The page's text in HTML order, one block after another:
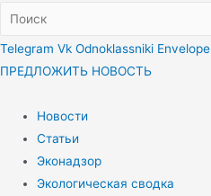
Telegram Vk Odnoklassniki Envelope
ПРЕДЛОЖИТЬ НОВОСТЬ
Новости
Статьи
Эконадзор
Экологическая сводка